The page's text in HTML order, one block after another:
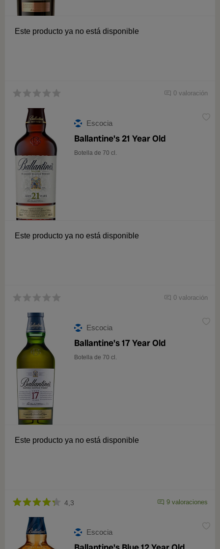
Este producto ya no está disponible
0 valoración
Escocia
Ballantine's 21 Year Old
Botella de 70 cl.
Este producto ya no está disponible
0 valoración
Escocia
Ballantine's 17 Year Old
Botella de 70 cl.
Este producto ya no está disponible
4,3 9 valoraciones
Escocia